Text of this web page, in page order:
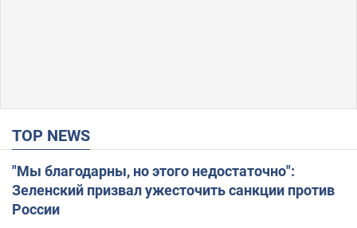
TOP NEWS
"Мы благодарны, но этого недостаточно":
Зеленский призвал ужесточить санкции против
России